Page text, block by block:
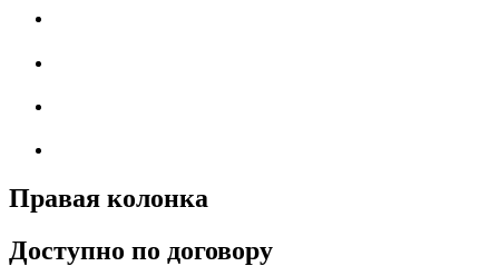
Правая колонка
Доступно по договору